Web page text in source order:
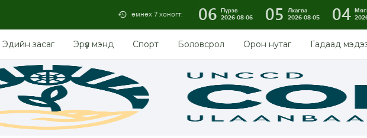
өмнөх 7 хоногт: 06 Пүрэв
2026-08-06
05
Лхагва
2026-08-05
04
Эдийн засаг Эрүүл мэнд Спорт Боловсрол Орон нутаг Гадаад